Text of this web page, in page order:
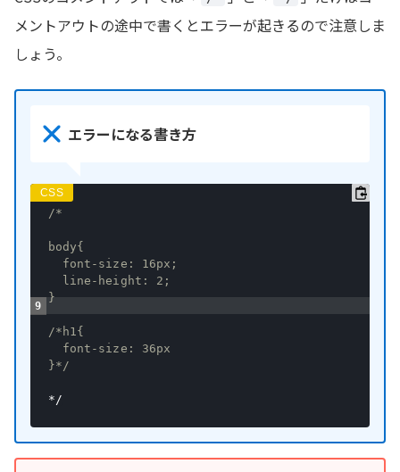
メントアウトの途中で書くとエラーが起きるので注意しま
しょう。
エラーになる書き方
/*
body{
  font-size: 16px;
  line-height: 2;
}
/*h1{
  font-size: 36px
}*/
*/